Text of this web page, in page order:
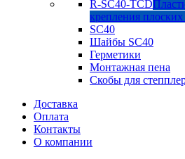
R-SC40-TCD
крепления плоских
SC40
Шайбы SC40
Герметики
Монтажная пена
Скобы для
Доставка
Оплата
Контакты
О компании